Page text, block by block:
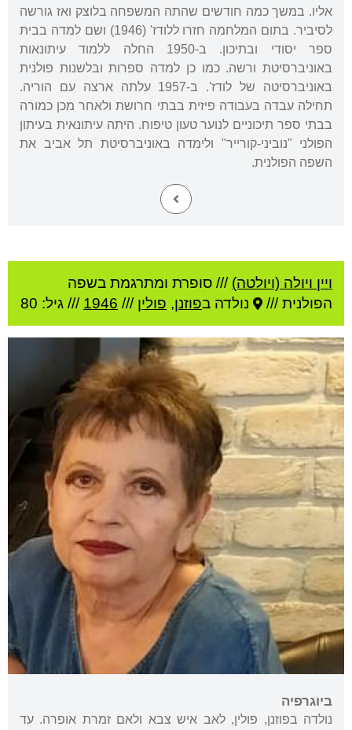
אליו. במשך כמה חודשים שהתה המשפחה בלוצק ואז גורשה
לסיביר. בתום המלחמה חזרו ללודז' (1946) ושם למדה בבית
ספר יסודי ובתיכון. ב-1950 החלה ללמוד עיתונאות
באוניברסיטת ורשה. כמו כן למדה ספרות ובלשנות פולנית
באוניברסיטה של לודז'. ב-1957 עלתה ארצה עם הוריה.
תחילה עבדה בעבודה פיזית בבתי חרושת ולאחר מכן כמורה
בבתי ספר תיכוניים לנוער טעון טיפוח. היתה עיתונאית בעיתון
הפולני "נוביני-קורייר" ולימדה באוניברסיטת תל אביב את
השפה הפולנית.
ויין ויולה (ויולטה) /// סופרת ומתרגמת בשפה
הפולנית ///
נולדה בפוזנן, פולין ///
1946 /// גיל: 80
ביוגרפיה
נולדה בפוזנן, פולין, לאב איש צבא ולאם זמרת אופרה. עד